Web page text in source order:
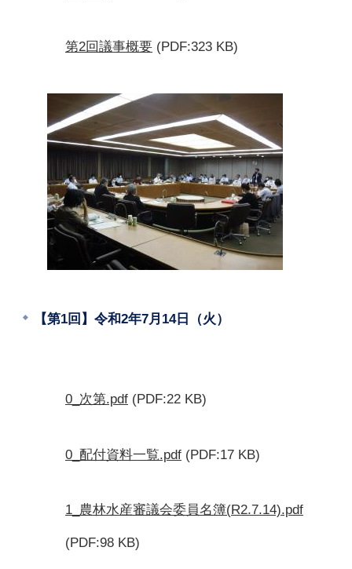
第2回議事概要 (PDF:323 KB)
【第1回】令和2年7月14日（火）
0_次第.pdf (PDF:22 KB)
0_配付資料一覧.pdf (PDF:17 KB)
1_農林水産審議会委員名簿(R2.7.14).pdf
(PDF:98 KB)